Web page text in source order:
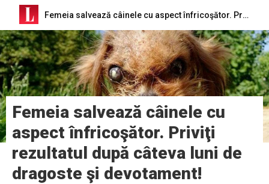
Femeia salvează câinele cu aspect înfricoşător. Priviţi rezultatul după câteva luni de dragoste şi devotament!
Femeia salvează câinele cu
aspect înfricoşător. Priviţi
rezultatul după câteva luni de
dragoste şi devotament!